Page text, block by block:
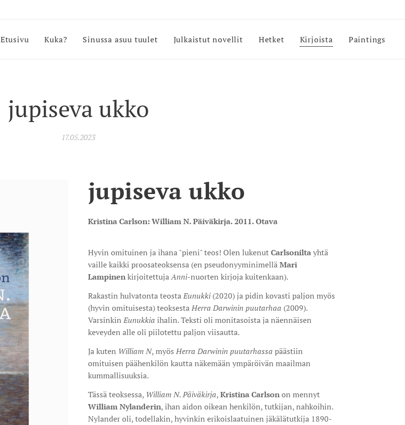
Etusivu Kuka? Sinussa asuu tuulet Julkaistut novellit Hetket Kirjoista Paintings
jupiseva ukko
17.05.2023
jupiseva ukko
Kristina Carlson: William N. Päiväkirja. 2011. Otava
Hyvin omituinen ja ihana "pieni" teos! Olen lukenutCarlsoniltayhtä
vaille kaikki proosateoksensa (en pseudonyyminimelläMari
LampinenkirjoitettujaAnni-nuorten kirjoja kuitenkaan).
Rakastin hulvatonta teostaEunukki(2020) ja pidin kovasti paljon myös
(hyvin omituisesta) teoksestaHerra Darwinin puutarhaa (2009).
Varsinkin Eunukkia ihalin. Teksti oli monitasoista ja näennäisen
keveyden alle oli piilotettu paljon viisautta.
Ja kuten William N, myös Herra Darwinin puutarhassa päästiin
omituisen päähenkilön kautta näkemään ympäröivän maailman
kummallisuuksia.
Tässä teoksessa, William N. Päiväkirja,KristinaCarlsonon mennyt
William Nylanderin, ihan aidon oikean henkilön, tutkijan, nahkoihin.
Nylander oli, todellakin, hyvinkin erikoislaatuinen jäkälätutkija 1890-